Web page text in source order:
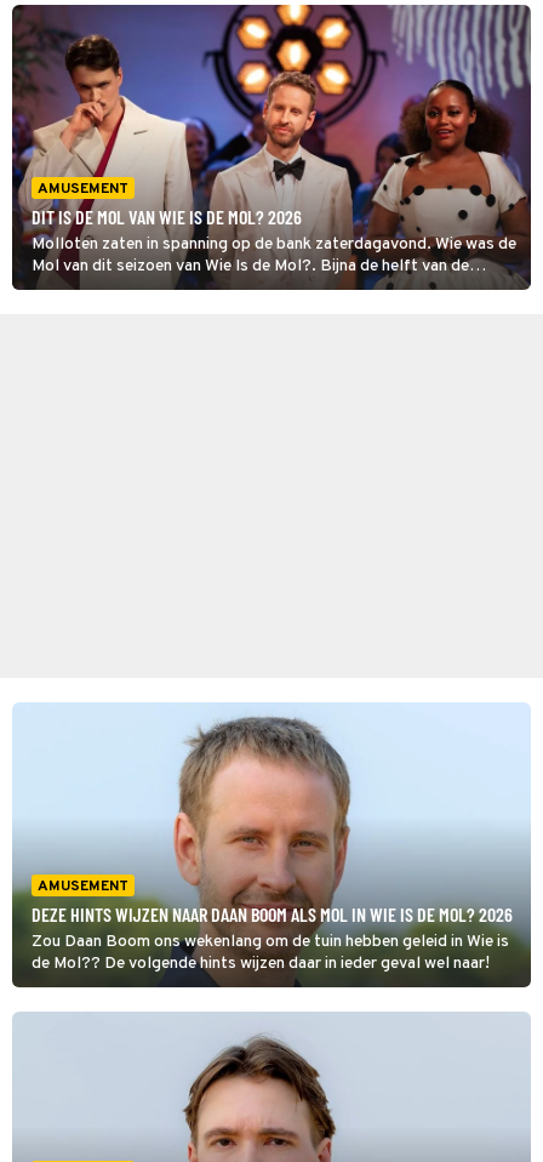
AMUSEMENT
DIT IS DE MOL VAN WIE IS DE MOL? 2026
Molloten zaten in spanning op de bank zaterdagavond. Wie was de
Mol van dit seizoen van Wie Is de Mol?. Bijna de helft van de
appgebruikers zat op Bram Krikke als Mol. Daan Boom volgde als
AMUSEMENT
DEZE HINTS WIJZEN NAAR DAAN BOOM ALS MOL IN WIE IS DE MOL? 2026
Zou Daan Boom ons wekenlang om de tuin hebben geleid in Wie is
de Mol?? De volgende hints wijzen daar in ieder geval wel naar!